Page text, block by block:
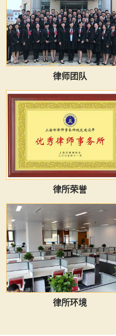
律师团队
律所荣誉
律所环境